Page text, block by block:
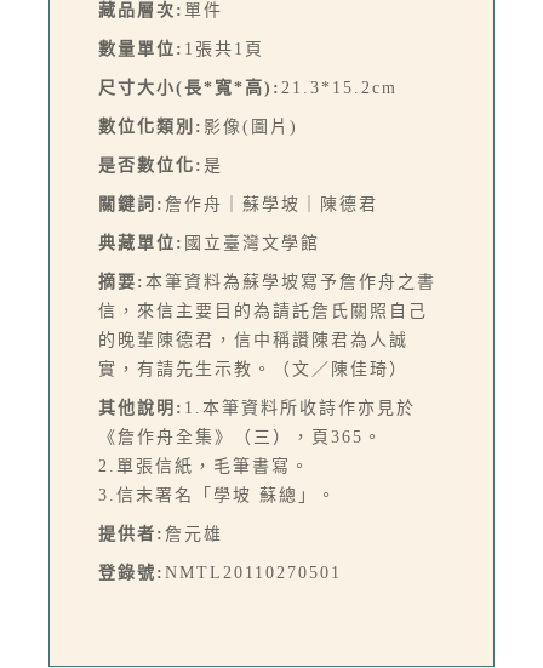
藏品層次: 單件
數量單位: 1張共1頁
尺寸大小(長*寬*高): 21.3*15.2cm
數位化類別: 影像(圖片)
是否數位化: 是
關鍵詞: 詹作舟｜蘇學坡｜陳德君
典藏單位: 國立臺灣文學館
摘要: 本筆資料為蘇學坡寫予詹作舟之書
信，來信主要目的為請託詹氏關照自己
的晚輩陳德君，信中稱讚陳君為人誠
實，有請先生示教。（文／陳佳琦）
其他說明: 1.本筆資料所收詩作亦見於
《詹作舟全集》（三），頁365。
2.單張信紙，毛筆書寫。
3.信末署名「學坡 蘇總」。
提供者: 詹元雄
登錄號: NMTL20110270501